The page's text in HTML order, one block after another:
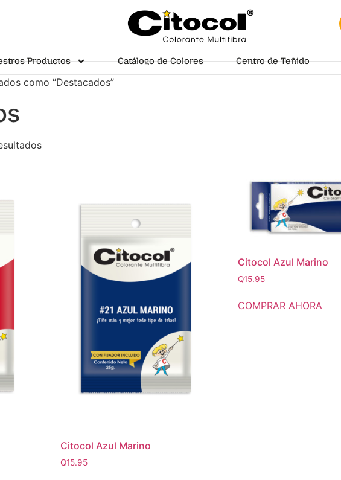
Productos Catálogo de Colores Centro de Teñido
como “Destacados”
Citocol Azul Marino
Q15.95
Citocol Azul Marino
Q15.95
COMPRAR AHORA